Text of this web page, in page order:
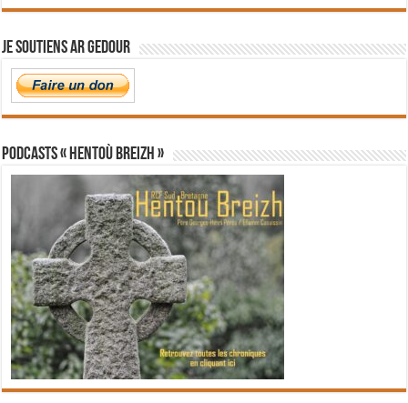
Je soutiens Ar Gedour
PODCASTS « Hentoù Breizh »